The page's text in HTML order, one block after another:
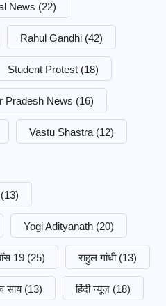
News (22)
Rahul Gandhi (42)
Student Protest (18)
Pradesh News (16)
Vastu Shastra (12)
(13)
Yogi Adityanath (20)
19 (25) राहुल गांधी (13)
साय (13) हिंदी न्यूज़ (18)